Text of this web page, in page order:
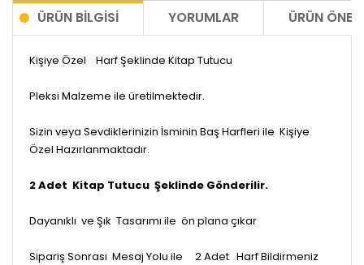
ÜRÜN BILGISI YORUMLAR ÜRÜN
Kişiye Özel Harf Şeklinde Kitap Tutucu
Pleksi Malzeme ile üretilmektedir.
Sizin veya Sevdiklerinizin İsminin Baş Harfleri ile Kişiye
Özel Hazırlanmaktadır.
2 Adet Kitap Tutucu Şeklinde Gönderilir.
Dayanıklı ve Şık Tasarımı ile ön plana çıkar
Sipariş Sonrası Mesaj Yolu ile 2 Adet Harf Bildirmeniz